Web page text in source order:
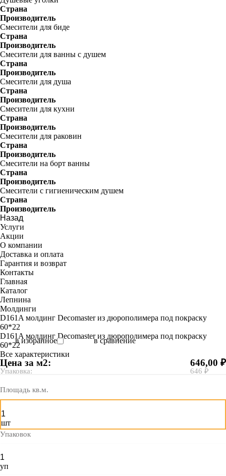
Страна
Производитель
Смесители для биде
Страна
Производитель
Смесители для ванны с душем
Страна
Производитель
Смесители для душа
Страна
Производитель
Смесители для кухни
Страна
Производитель
Смесители для раковин
Страна
Производитель
Смесители на борт ванны
Страна
Производитель
Смесители с гигиеническим душем
Страна
Производитель
Назад
Услуги
Акции
О компании
Доставка и оплата
Гарантия и возврат
Контакты
Главная
Каталог
Лепнина
Молдинги
D161A молдинг Decomaster из дюрополимера под покраску
60*22
D161A молдинг Decomaster из дюрополимера под покраску
60*22
Все характеристики
в избранное в сравнение
Цена за м2:
Упаковка:
646,00 ₽
646 ₽
Площадь кв.м.
шт
Упаковок
уп